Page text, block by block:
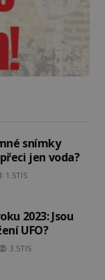
snímky
jen voda?
1.5TIS
2023: Jsou
UFO?
3.5TIS